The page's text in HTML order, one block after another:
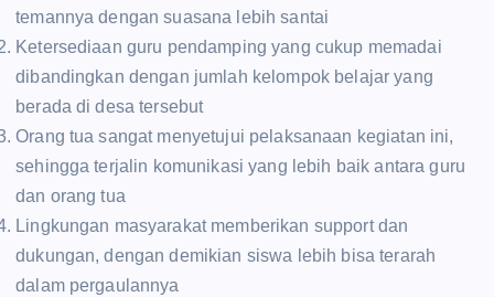
temannya dengan suasana lebih santai
Ketersediaan guru pendamping yang cukup memadai
dibandingkan dengan jumlah kelompok belajar yang
berada di desa tersebut
Orang tua sangat menyetujui pelaksanaan kegiatan ini,
sehingga terjalin komunikasi yang lebih baik antara guru
dan orang tua
Lingkungan masyarakat memberikan support dan
dukungan, dengan demikian siswa lebih bisa terarah
dalam pergaulannya